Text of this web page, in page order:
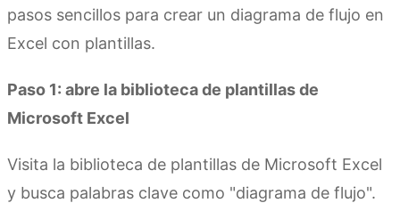
pasos sencillos para crear un diagrama de flujo en
Excel con plantillas.
Paso 1: abre la biblioteca de plantillas de
Microsoft Excel
Visita la biblioteca de plantillas de Microsoft Excel
y busca palabras clave como "diagrama de flujo".